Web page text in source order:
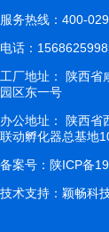
服务热线：400-
电话：
工厂地址： 陕西省
园区东一号
办公地址： 陕西省
联动孵化器总基地
备案号： 陕ICP备
技术支持： 颖畅科